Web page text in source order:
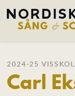
Hem
Om oss
2024-25
Carl